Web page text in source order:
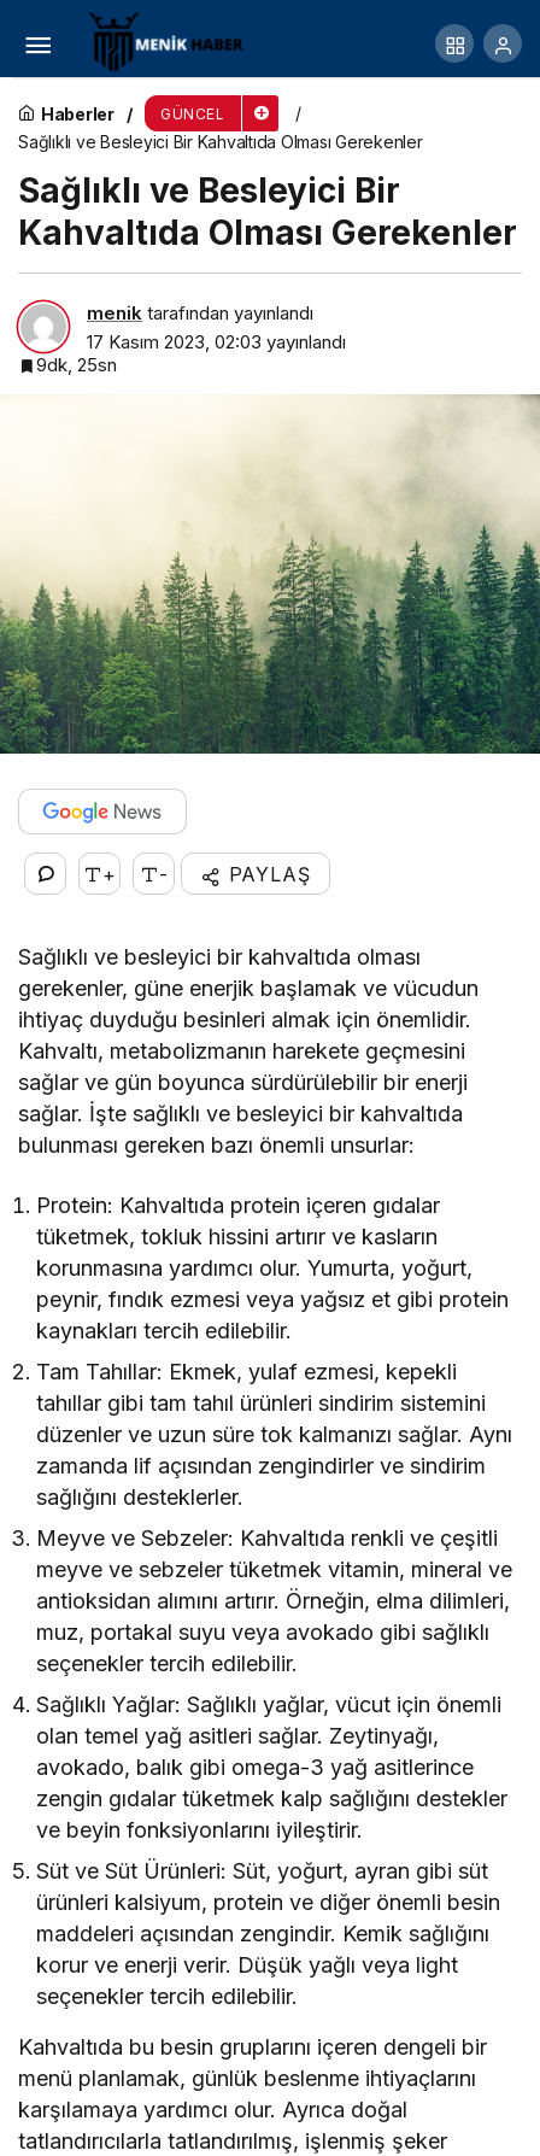
Haberler GÜNCEL
Sağlıklı ve Besleyici Bir Kahvaltıda Olması Gerekenler
Sağlıklı ve Besleyici Bir
Kahvaltıda Olması Gerekenler
menik tarafından yayınlandı
17 Kasım 2023, 02:03 yayınlandı
9dk, 25sn
+ - PAYLAŞ
Sağlıklı ve besleyici bir kahvaltıda olması
gerekenler, güne enerjik başlamak ve vücudun
ihtiyaç duyduğu besinleri almak için önemlidir.
Kahvaltı, metabolizmanın harekete geçmesini
sağlar ve gün boyunca sürdürülebilir bir enerji
sağlar. İşte sağlıklı ve besleyici bir kahvaltıda
bulunması gereken bazı önemli unsurlar:
Protein: Kahvaltıda protein içeren gıdalar
tüketmek, tokluk hissini artırır ve kasların
korunmasına yardımcı olur. Yumurta, yoğurt,
peynir, fındık ezmesi veya yağsız et gibi protein
kaynakları tercih edilebilir.
Tam Tahıllar: Ekmek, yulaf ezmesi, kepekli
tahıllar gibi tam tahıl ürünleri sindirim sistemini
düzenler ve uzun süre tok kalmanızı sağlar. Aynı
zamanda lif açısından zengindirler ve sindirim
sağlığını desteklerler.
Meyve ve Sebzeler: Kahvaltıda renkli ve çeşitli
meyve ve sebzeler tüketmek vitamin, mineral ve
antioksidan alımını artırır. Örneğin, elma dilimleri,
muz, portakal suyu veya avokado gibi sağlıklı
seçenekler tercih edilebilir.
Sağlıklı Yağlar: Sağlıklı yağlar, vücut için önemli
olan temel yağ asitleri sağlar. Zeytinyağı,
avokado, balık gibi omega-3 yağ asitlerince
zengin gıdalar tüketmek kalp sağlığını destekler
ve beyin fonksiyonlarını iyileştirir.
Süt ve Süt Ürünleri: Süt, yoğurt, ayran gibi süt
ürünleri kalsiyum, protein ve diğer önemli besin
maddeleri açısından zengindir. Kemik sağlığını
korur ve enerji verir. Düşük yağlı veya light
seçenekler tercih edilebilir.
Kahvaltıda bu besin gruplarını içeren dengeli bir
menü planlamak, günlük beslenme ihtiyaçlarını
karşılamaya yardımcı olur. Ayrıca doğal
tatlandırıcılarla tatlandırılmış, işlenmiş şeker
Sanayi Devrimi Tarihi, Sonuçları ve Nedenleri